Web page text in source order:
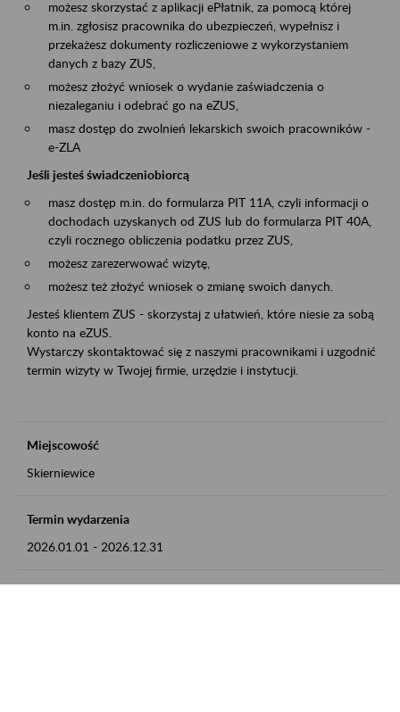
możesz skorzystać z aplikacji ePłatnik, za pomocą której
m.in. zgłosisz pracownika do ubezpieczeń, wypełnisz i
przekażesz dokumenty rozliczeniowe z wykorzystaniem
danych z bazy ZUS,
możesz złożyć wniosek o wydanie zaświadczenia o
niezaleganiu i odebrać go na eZUS,
masz dostęp do zwolnień lekarskich swoich pracowników -
e-ZLA
Jeśli jesteś świadczeniobiorcą
masz dostęp m.in. do formularza PIT 11A, czyli informacji o
dochodach uzyskanych od ZUS lub do formularza PIT 40A,
czyli rocznego obliczenia podatku przez ZUS,
możesz zarezerwować wizytę,
możesz też złożyć wniosek o zmianę swoich danych.
Jesteś klientem ZUS - skorzystaj z ułatwień, które niesie za sobą
konto na eZUS.
Wystarczy skontaktować się z naszymi pracownikami i uzgodnić
termin wizyty w Twojej firmie, urzędzie i instytucji.
Miejscowość
Skierniewice
Termin wydarzenia
2026.01.01 - 2026.12.31